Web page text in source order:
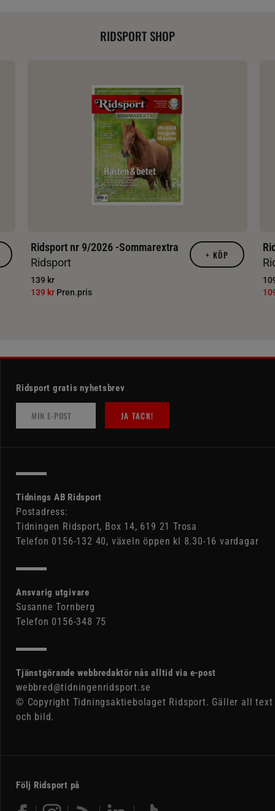
RIDSPORT SHOP
Ridsport nr 9/2026 -Sommarextra
Ridsport
139 kr
139 kr Pren.pris
+ KÖP
Ridsport gratis nyhetsbrev
JA TACK!
Tidnings AB Ridsport
Postadress:
Tidningen Ridsport, Box 14, 619 21 Trosa
Telefon 0156-132 40, växeln öppen kl 8.30-16 vardagar
Ansvarig utgivare
Susanne Tornberg
Telefon 0156-348 75
Tjänstgörande webbredaktör nås alltid via e-post
webbred@tidningenridsport.se
© Copyright Tidningsaktiebolaget Ridsport. Gäller all text
och bild.
Följ Ridsport på